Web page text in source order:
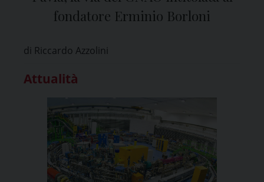
fondatore Erminio Borloni
di Riccardo Azzolini
Attualità